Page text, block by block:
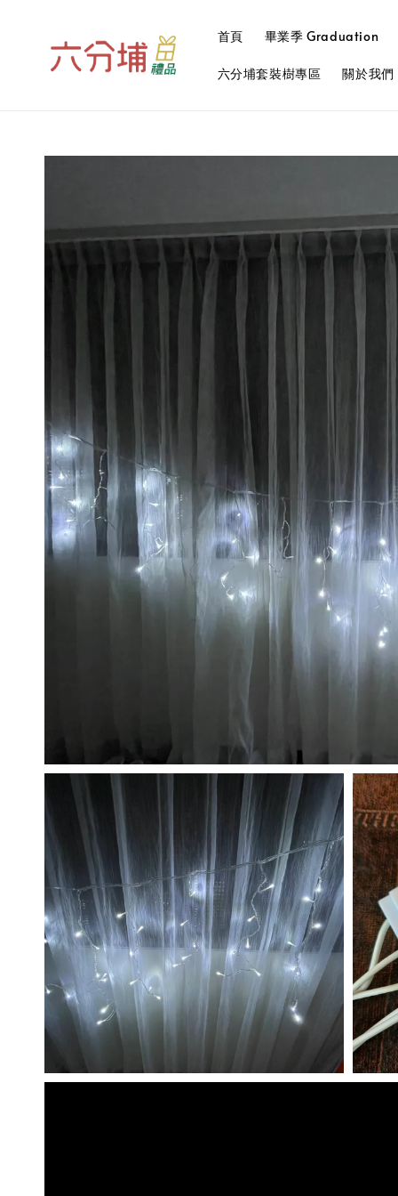
首頁 畢業季 Graduation
六分埔套裝樹專區 關於我們